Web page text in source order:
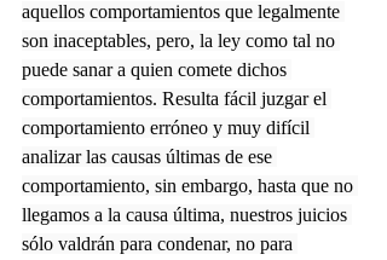
aquellos comportamientos que legalmente
son inaceptables, pero, la ley como tal no
puede sanar a quien comete dichos
comportamientos. Resulta fácil juzgar el
comportamiento erróneo y muy difícil
analizar las causas últimas de ese
comportamiento, sin embargo, hasta que no
llegamos a la causa última, nuestros juicios
sólo valdrán para condenar, no para